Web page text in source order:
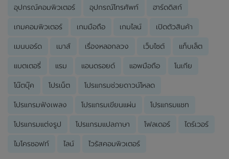
อุปกรณ์คอมพิวเตอร์ อุปกรณ์โทรศัพท์ ฮาร์ดดิสก์
เกมคอมพิวเตอร์ เกมมือถือ เกมไลน์ เปิดตัวสินค้า
เมนบอร์ด เมาส์ เรื่องหลอกลวง เว็บไซต์ แท็บเล็ต
แบตเตอรี่ แรม แอนดรอยด์ แอพมือถือ โนเกีย
โน๊ตบุ๊ค โปรเน็ต โปรแกรมช่วยดาวน์โหลด
โปรแกรมฟังเพลง โปรแกรมเขียนแผ่น โปรแกรมแชท
โปรแกรมแต่งรูป โปรแกรมแปลภาษา โฟลเดอร์ ไดร์เวอร์
ไมโครซอฟท์ ไลน์ ไวรัสคอมพิวเตอร์